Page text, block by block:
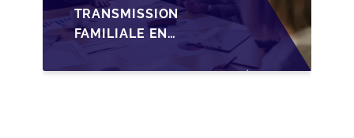
TRANSMISSION
FAMILIALE EN
WALLONIE :
NOUVELLES